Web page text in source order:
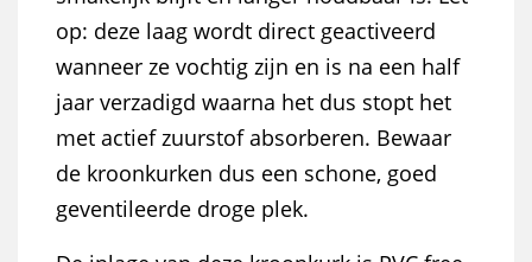
op: deze laag wordt direct geactiveerd
wanneer ze vochtig zijn en is na een half
jaar verzadigd waarna het dus stopt het
met actief zuurstof absorberen. Bewaar
de kroonkurken dus een schone, goed
geventileerde droge plek.